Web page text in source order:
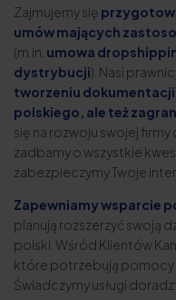
Zajmujemy się
umów mających
(m.in. umowa
dystrybucji). Nasi
tworzeniu
polskiego, ale też
się na rozwoju swojej
zadbamy o wszystkie
zabezpieczymy Twoje
Zapewniamy wsparcie
planują rozszerzyć swoją
polski. Wśród Klientów
które potrzebują pomocy
Świadczymy usługi